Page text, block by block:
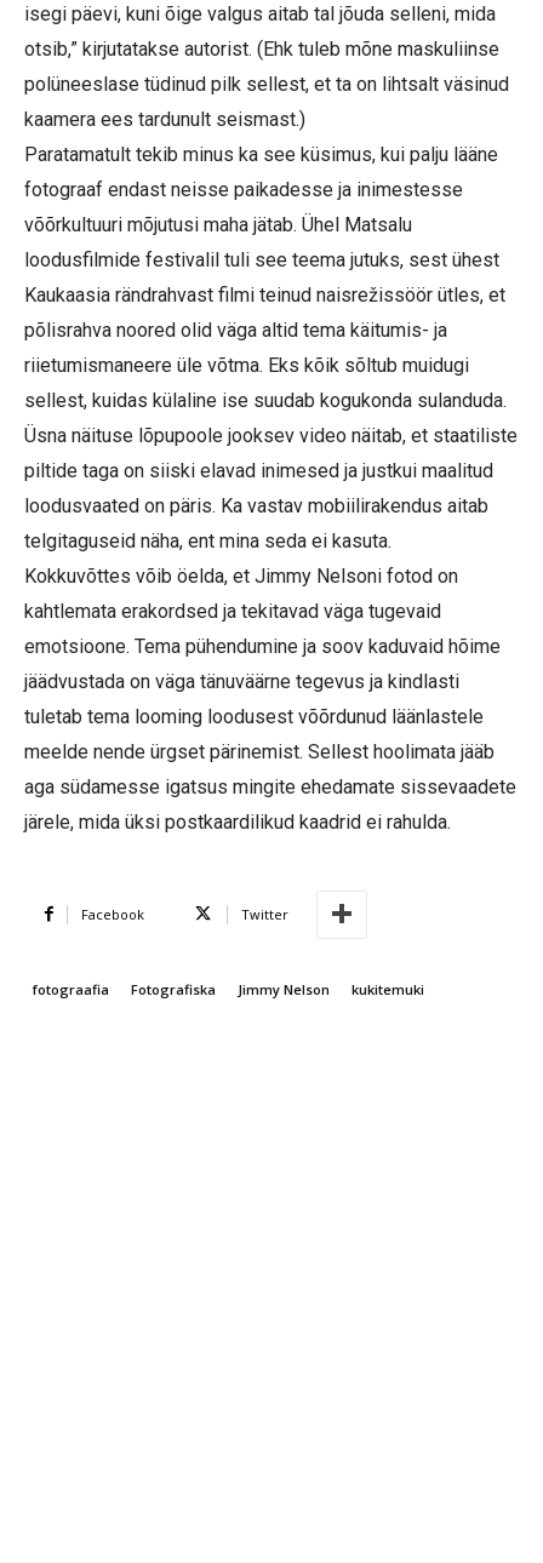
isegi päevi, kuni õige valgus aitab tal jõuda selleni, mida
otsib,” kirjutatakse autorist. (Ehk tuleb mõne maskuliinse
polüneeslase tüdinud pilk sellest, et ta on lihtsalt väsinud
kaamera ees tardunult seismast.)
Paratamatult tekib minus ka see küsimus, kui palju lääne
fotograaf endast neisse paikadesse ja inimestesse
võõrkultuuri mõjutusi maha jätab. Ühel Matsalu
loodusfilmide festivalil tuli see teema jutuks, sest ühest
Kaukaasia rändrahvast filmi teinud naisrežissöör ütles, et
põlisrahva noored olid väga altid tema käitumis- ja
riietumismaneere üle võtma. Eks kõik sõltub muidugi
sellest, kuidas külaline ise suudab kogukonda sulanduda.
Üsna näituse lõpupoole jooksev video näitab, et staatiliste
piltide taga on siiski elavad inimesed ja justkui maalitud
loodusvaated on päris. Ka vastav mobiilirakendus aitab
telgitaguseid näha, ent mina seda ei kasuta.
Kokkuvõttes võib öelda, et Jimmy Nelsoni fotod on
kahtlemata erakordsed ja tekitavad väga tugevaid
emotsioone. Tema pühendumine ja soov kaduvaid hõime
jäädvustada on väga tänuväärne tegevus ja kindlasti
tuletab tema looming loodusest võõrdunud läänlastele
meelde nende ürgset pärinemist. Sellest hoolimata jääb
aga südamesse igatsus mingite ehedamate sissevaadete
järele, mida üksi postkaardilikud kaadrid ei rahulda.
Facebook Twitter
fotograafia Fotografiska Jimmy Nelson kukitemuki